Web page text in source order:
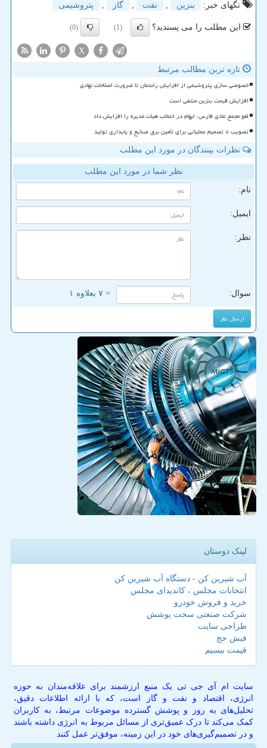
تگهای خبر:
بنزین , نفت , گاز , پتروشیمی
این مطلب را می پسندید؟ (1)
(0)
X
تازه ترین مطالب مرتبط
خصوصی سازی پتروشیمی از افزایش راندمان تا ضرورت اصلاحات نهادی
افزایش قیمت بنزین منتفی است
لغو مجمع عادی فارس، ابهام در انتخاب هیأت مدیره را افزایش داد
تصویب ۷ تصمیم عملیاتی برای تأمین برق صنایع و پایداری تولید
نظرات بینندگان در مورد این مطلب
نظر شما در مورد این مطلب
نام:
ایمیل:
نظر:
سوال: = ۷ بعلاوه ۱
لینک دوستان
آب شیرین کن - دستگاه آب شیرین کن
انتخابات مجلس ، کاندیدای مجلس
خرید و فروش خودرو
شرکت صنعتی سخت پوشش
طراحی سایت
فیش حج
قیمت بیسیم
سایت ام آی جی تی یک منبع ارزشمند برای علاقه‌مندان به حوزه
انرژی، اقتصاد و نفت و گاز است، که با ارائه اطلاعات دقیق،
تحلیل‌های به روز و پوشش گسترده موضوعات مرتبط، به کاربران
کمک می‌کند تا درک عمیق‌تری از مسائل مربوط به انرژی داشته باشند
و در تصمیم‌گیری‌های خود در این زمینه، موفق‌تر عمل کنند